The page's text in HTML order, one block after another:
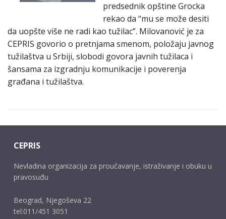
predsednik opštine Grocka
rekao da “mu se može desiti
da uopšte više ne radi kao tužilac”. Milovanović je za
CEPRIS govorio o pretnjama smenom, položaju javnog
tužilaštva u Srbiji, slobodi govora javnih tužilaca i
šansama za izgradnju komunikacije i poverenja
građana i tužilaštva.
CEPRIS
Nevladina organizacija za proučavanje, istraživanje i obuku u
pravosuđu
Beograd, Njegoševa 22
tel:011/451 3051